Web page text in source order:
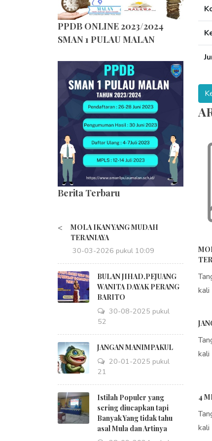
PPDB ONLINE 2023/2024
SMAN 1 PULAU MALAN
Berita Terbaru
<
MOLA IKAN YANG MUDAH
TERANIAYA
30-03-2026 pukul 10:09
BULAN JIHAD,PEJUANG
WANITA DAYAK PERANG
BARITO
30-08-2025 pukul
18:52
JANGAN MANIMPAKUL
20-01-2025 pukul
09:21
Istilah Populer yang
sering diucapkan tapi
Banyak Yang tidak tahu
asal Mula dan Artinya
kali
kali
4
kali